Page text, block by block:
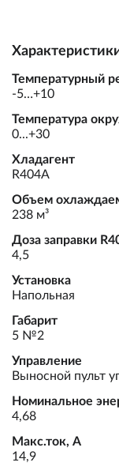
Температурный
-5…+10
Температура
0...+30
Хладагент
R404А
Объем
238 м³
Доза заправки
4,5
Установка
Напольная
Габарит
5 №2
Управление
Выносной пульт
Номинальное
4,68
Макс.ток, А
14,9